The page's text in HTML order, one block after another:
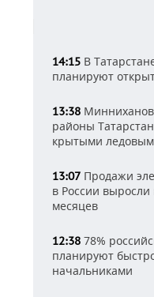
14:15 В
планируют
13:38
районы
крытыми
13:07 Продажи
в России выросли
месяцев
12:38 78%
планируют
начальниками